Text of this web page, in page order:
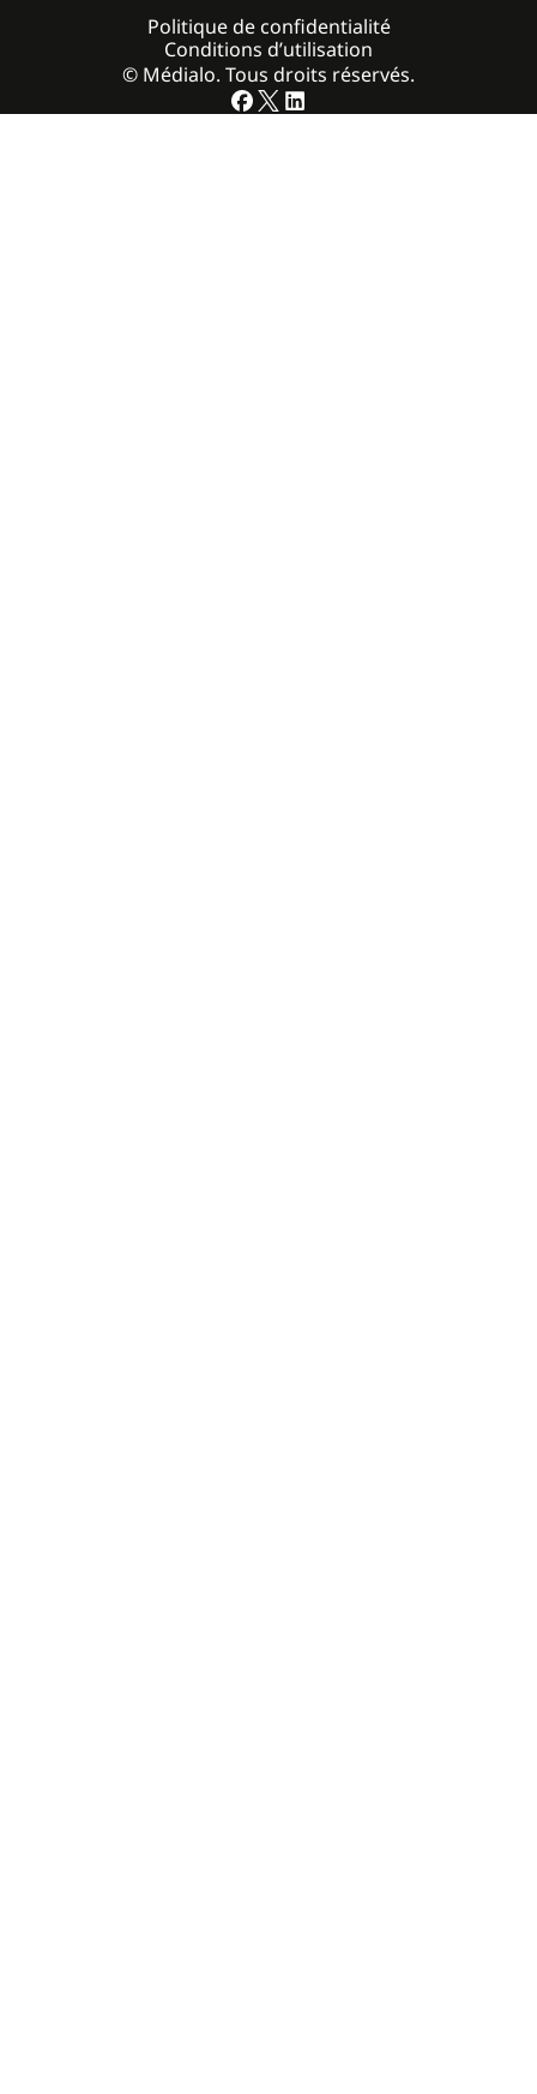
© Médialo. Tous droits réservés.
Politique de confidentialité
Conditions d’utilisation